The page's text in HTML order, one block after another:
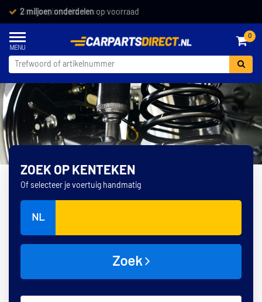
Vandaag besteld,morgen in huis *
0
ZOEK OP KENTEKEN
Of selecteer je voertuig handmatig
NL
Zoek